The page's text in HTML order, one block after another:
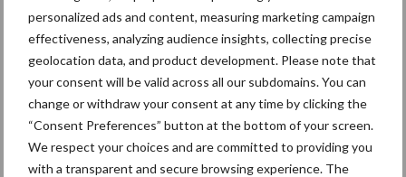
personalized ads and content, measuring marketing campaign
effectiveness, analyzing audience insights, collecting precise
geolocation data, and product development. Please note that
your consent will be valid across all our subdomains. You can
change or withdraw your consent at any time by clicking the
“Consent Preferences” button at the bottom of your screen.
We respect your choices and are committed to providing you
with a transparent and secure browsing experience. The
“Vraag naar praktische
hygieneoplossingen is in
Polen groter dan ooit”